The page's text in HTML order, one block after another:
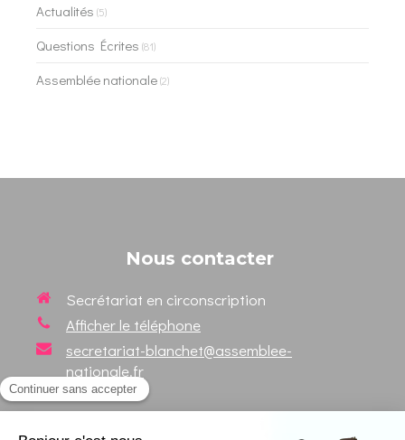
Actualités (5)
Questions Écrites (81)
Assemblée nationale(2)
Nous contacter
Secrétariat en circonscription
Afficher le téléphone
secretariat-blanchet@assemblee-
nationale.fr